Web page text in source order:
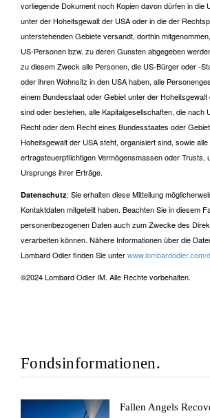
vorliegende Dokument noch Kopien davon dürfen in die
unter der Hoheitsgewalt der USA oder in die der
unterstehenden Gebiete versandt, dorthin
US-Personen bzw. zu deren Gunsten abgegeben
zu diesem Zweck alle Personen, die US-Bürger oder -
oder ihren Wohnsitz in den USA haben, alle
einem Bundesstaat oder Gebiet unter der
sind oder bestehen, alle Kapitalgesellschaften, die nach
Recht oder dem Recht eines Bundesstaates oder
Hoheitsgewalt der USA steht, organisiert sind, sowie
ertragsteuerpflichtigen Vermögensmassen oder Trusts,
Ursprungs ihrer Erträge.
Datenschutz: Sie erhalten diese Mitteilung
Kontaktdaten mitgeteilt haben. Beachten Sie in diesem
personenbezogenen Daten auch zum Zwecke des
verarbeiten können. Nähere Informationen über die
Lombard Odier finden Sie unter
©2024 Lombard Odier IM. Alle Rechte vorbehalten.
Fondsinformationen.
Fallen Angels